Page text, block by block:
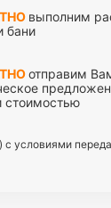
выполним
бани
отправим
стоимостью
с условиями